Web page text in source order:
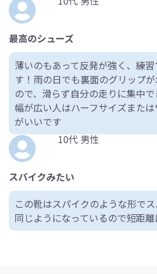
最高のシューズ
薄いのもあって反発が強く、練
す！雨の日でも裏面のグリップ
ので、滑らず自分の走りに集中
幅が広い人はハーフサイズまた
がいいです
10代 男性
スパイクみたい
この靴はスパイクのような形で
同じようになっているので短距